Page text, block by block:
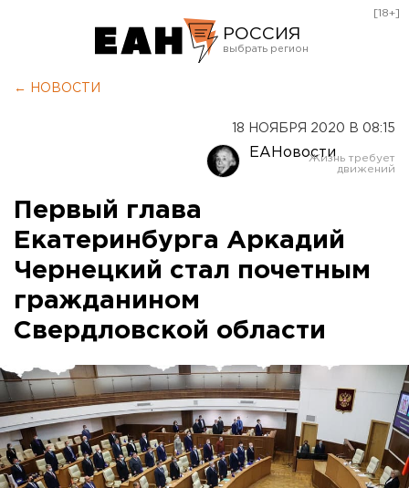
РОССИЯ
Оренбург
[18+]
← НОВОСТИ
18 НОЯБРЯ 2020 В 08:15
ЕАНовости
Первый глава
Екатеринбурга Аркадий
Чернецкий стал почетным
гражданином
Свердловской области